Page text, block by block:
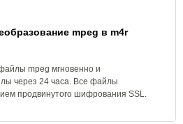
mpeg в m4r
mpeg мгновенно и
через 24 часа. Все файлы
продвинутого шифрования SSL.